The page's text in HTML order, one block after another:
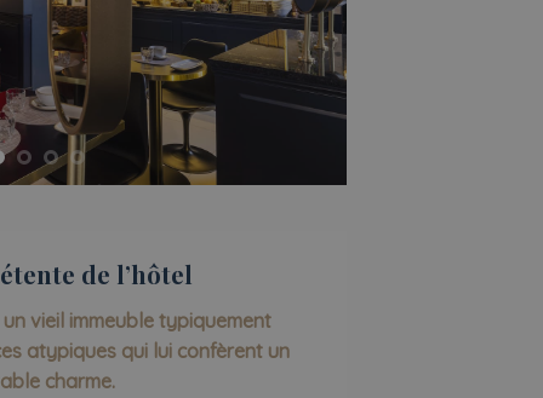
de l’hôtel
vieil immeuble typiquement
atypiques qui lui confèrent un
charme.